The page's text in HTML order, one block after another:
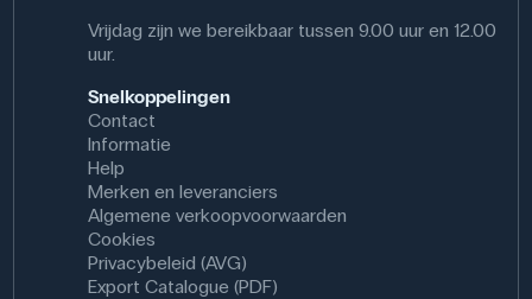
Vrijdag zijn we bereikbaar tussen 9.00 uur en 12.00
uur.
Snelkoppelingen
Contact
Informatie
Help
Merken en leveranciers
Algemene verkoopvoorwaarden
Cookies
Privacybeleid (AVG)
Export Catalogue (PDF)